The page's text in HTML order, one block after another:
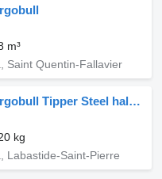
m³
Saint Quentin-Fallavier
Schmitz Cargobull Tipper Steel half pipe body 26mÂ³
kg
Labastide-Saint-Pierre